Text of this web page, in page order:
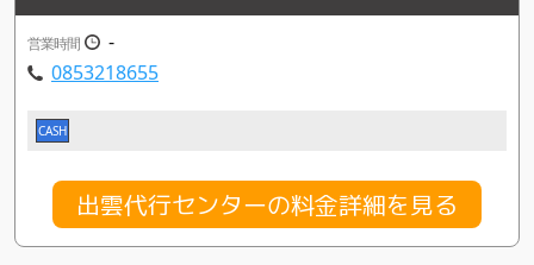
営業時間
-
0853218655
CASH
出雲代行センターの料金詳細を見る